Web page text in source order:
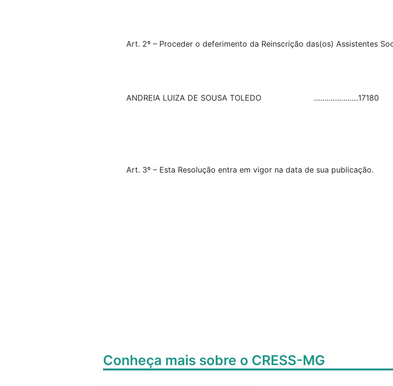
Art. 2º – Proceder o deferimento da Reinscrição das(os) Assistentes
ANDREIA LUIZA DE SOUSA TOLEDO …………………17180
Art. 3º – Esta Resolução entra em vigor na data de sua publicação.
Conheça mais sobre o CRESS-MG